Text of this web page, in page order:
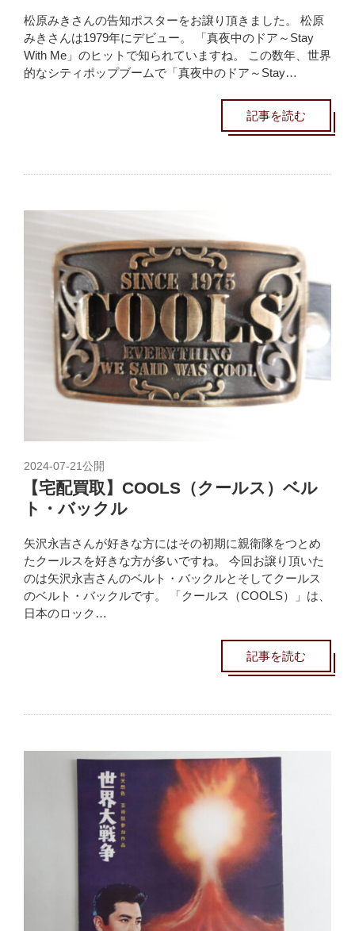
松原みきさんの告知ポスターをお譲り頂きました。 松原
みきさんは1979年にデビュー。 「真夜中のドア～Stay
With Me」のヒットで知られていますね。 この数年、世界
的なシティポップブームで「真夜中のドア～Stay…
記事を読む
2024-07-21公開
【宅配買取】COOLS（クールス）ベル
ト・バックル
矢沢永吉さんが好きな方にはその初期に親衛隊をつとめ
たクールスを好きな方が多いですね。 今回お譲り頂いた
のは矢沢永吉さんのベルト・バックルとそしてクールス
のベルト・バックルです。 「クールス（COOLS）」は、
日本のロック…
記事を読む